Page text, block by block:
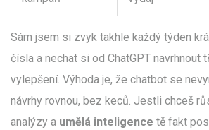
Sám jsem si zvyk takhle každý týden
čísla a nechat si od ChatGPT navrhnout
vylepšení. Výhoda je, že chatbot se
návrhy rovnou, bez keců. Jestli chceš
analýzy a umělá inteligence tě fakt